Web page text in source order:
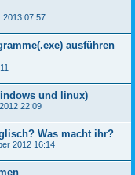
2013 07:57
ausführen
und linux)
22:09
Was macht ihr?
2012 16:14